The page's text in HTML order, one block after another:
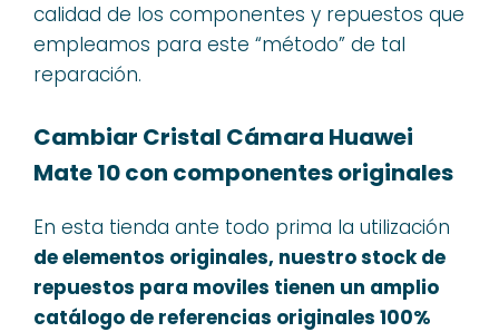
calidad de los componentes y repuestos que
empleamos para este “método” de tal
reparación.
Cambiar Cristal Cámara Huawei
Mate 10 con componentes originales
En esta tienda ante todo prima la utilización
de elementos originales, nuestro stock de
repuestos para moviles tienen un amplio
catálogo de referencias originales 100%